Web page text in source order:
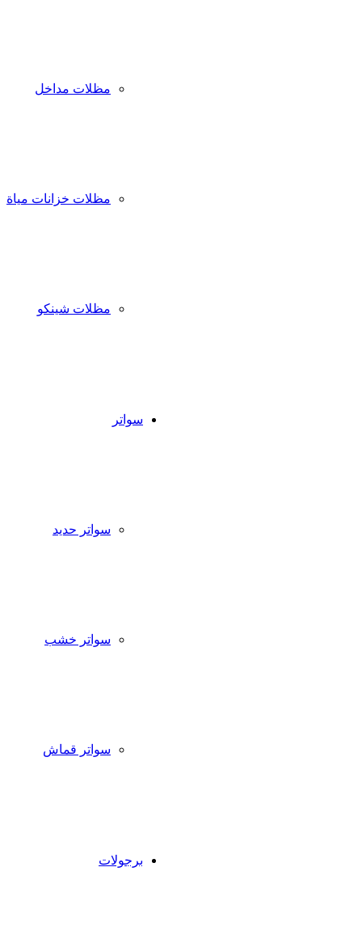
مظلات مداخل
مظلات خزانات مياة
مظلات شينكو
سواتر
سواتر حديد
سواتر خشب
سواتر قماش
برجولات